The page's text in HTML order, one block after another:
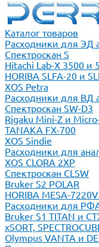
Каталог товаров
Расходники для ЭД
Спектроскан S
Hitachi Lab-X 3500 и
HORIBA SLFA-20 и
XOS Petra
Расходники для ВД
Спектроскан SW-D3
Rigaku Mini-Z и
TANAKA FX-700
XOS Sindie
Расходники для
XOS CLORA 2XP
Спектроскан CLSW
Bruker S2 POLAR
HORIBA MESA-
Расходники для
Bruker S1 TITAN и
xSORT,
Olympus VANTA и